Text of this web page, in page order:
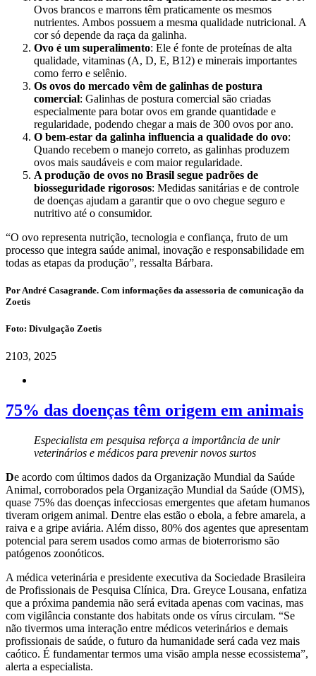
Ovos brancos e marrons têm praticamente os mesmos
nutrientes. Ambos possuem a mesma qualidade nutricional. A
cor só depende da raça da galinha.
Ovo é um superalimento: Ele é fonte de proteínas de alta
qualidade, vitaminas (A, D, E, B12) e minerais importantes
como ferro e selênio.
Os ovos do mercado vêm de galinhas de postura
comercial: Galinhas de postura comercial são criadas
especialmente para botar ovos em grande quantidade e
regularidade, podendo chegar a mais de 300 ovos por ano.
O bem-estar da galinha influencia a qualidade do ovo:
Quando recebem o manejo correto, as galinhas produzem
ovos mais saudáveis e com maior regularidade.
A produção de ovos no Brasil segue padrões de
biosseguridade rigorosos: Medidas sanitárias e de controle
de doenças ajudam a garantir que o ovo chegue seguro e
nutritivo até o consumidor.
“O ovo representa nutrição, tecnologia e confiança, fruto de um
processo que integra saúde animal, inovação e responsabilidade em
todas as etapas da produção”, ressalta Bárbara.
Por André Casagrande. Com informações da assessoria de comunicação da
Zoetis
Foto: Divulgação Zoetis
2103, 2025
75% das doenças têm origem em animais
Especialista em pesquisa reforça a importância de unir
veterinários e médicos para prevenir novos surtos
De acordo com últimos dados da Organização Mundial da Saúde
Animal, corroborados pela Organização Mundial da Saúde (OMS),
quase 75% das doenças infecciosas emergentes que afetam humanos
tiveram origem animal. Dentre elas estão o ebola, a febre amarela, a
raiva e a gripe aviária. Além disso, 80% dos agentes que apresentam
potencial para serem usados como armas de bioterrorismo são
patógenos zoonóticos.
A médica veterinária e presidente executiva da Sociedade Brasileira
de Profissionais de Pesquisa Clínica, Dra. Greyce Lousana, enfatiza
que a próxima pandemia não será evitada apenas com vacinas, mas
com vigilância constante dos habitats onde os vírus circulam. “Se
não tivermos uma interação entre médicos veterinários e demais
profissionais de saúde, o futuro da humanidade será cada vez mais
caótico. É fundamentar termos uma visão ampla nesse ecossistema”,
alerta a especialista.